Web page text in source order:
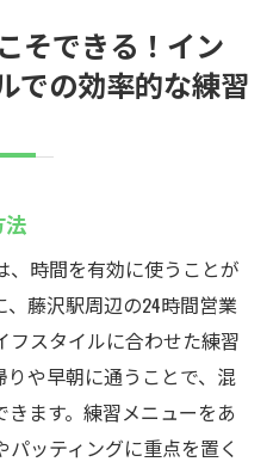
そできる！イン
での効率的な練習
法
、時間を有効に使うことが
藤沢駅周辺の24時間営業
フスタイルに合わせた練習
や早朝に通うことで、混
ます。練習メニューをあ
ッティングに重点を置く